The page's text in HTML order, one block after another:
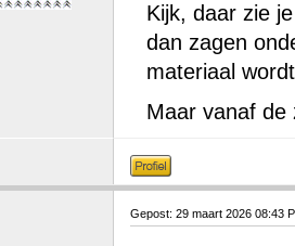
Kijk, daar zie
dan zagen
materiaal
Maar vanaf de
Gepost: 29 maart 2026 08:43